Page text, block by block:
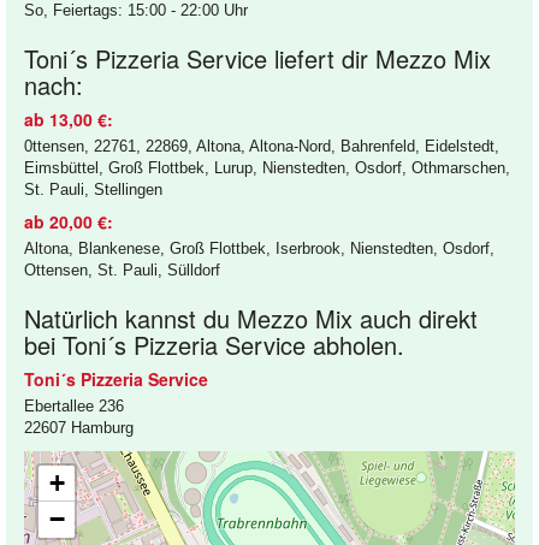
So, Feiertags: 15:00 - 22:00 Uhr
Toni´s Pizzeria Service liefert dir Mezzo Mix
nach:
ab 13,00 €:
0ttensen, 22761, 22869, Altona, Altona-Nord, Bahrenfeld, Eidelstedt,
Eimsbüttel, Groß Flottbek, Lurup, Nienstedten, Osdorf, Othmarschen,
St. Pauli, Stellingen
ab 20,00 €:
Altona, Blankenese, Groß Flottbek, Iserbrook, Nienstedten, Osdorf,
Ottensen, St. Pauli, Sülldorf
Natürlich kannst du Mezzo Mix auch direkt
bei Toni´s Pizzeria Service abholen.
Toni´s Pizzeria Service
Ebertallee 236
22607 Hamburg
+
−